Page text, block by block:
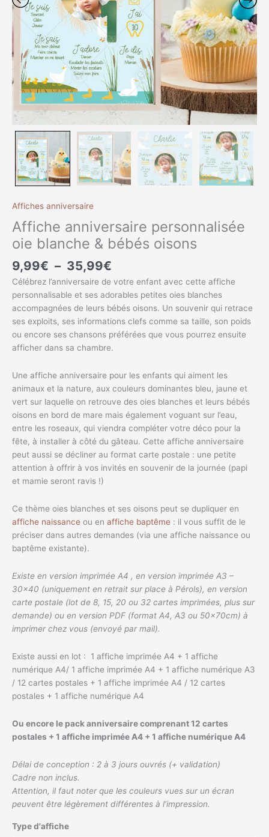
Affiches anniversaire
Affiche anniversaire personnalisée
oie blanche & bébés oisons
9,99€ – 35,99€
Célébrez l’anniversaire de votre enfant avec cette affiche
personnalisable et ses adorables petites oies blanches
accompagnées de leurs bébés oisons. Un souvenir qui retrace
ses exploits, ses informations clefs comme sa taille, son poids
ou encore ses chansons préférées que vous pourrez ensuite
afficher dans sa chambre.
Une affiche anniversaire pour les enfants qui aiment les
animaux et la nature, aux couleurs dominantes bleu, jaune et
vert sur laquelle on retrouve des oies blanches et leurs bébés
oisons en bord de mare mais également voguant sur l’eau,
entre les roseaux, qui viendra compléter votre déco pour la
fête, à installer à côté du gâteau. Cette affiche anniversaire
peut aussi se décliner au format carte postale : une petite
attention à offrir à vos invités en souvenir de la journée (papi
et mamie seront ravis !)
Ce thème oies blanches et ses oisons peut se dupliquer en
affiche naissance ou en affiche baptême : il vous suffit de le
préciser dans autres demandes (via une affiche naissance ou
baptême existante).
Existe en version imprimée A4 , en version imprimée A3 –
30×40 (uniquement en retrait sur place à Pérols), en version
carte postale (lot de 8, 15, 20 ou 32 cartes imprimées, plus sur
demande) ou en version PDF (format A4, A3 ou 50x70cm) à
imprimer chez vous (envoyé par mail).
Existe aussi en lot : 1 affiche imprimée A4 + 1 affiche
numérique A4/ 1 affiche imprimée A4 + 1 affiche numérique A3
/ 12 cartes postales + 1 affiche imprimée A4 / 12 cartes
postales + 1 affiche numérique A4
Ou encore le pack anniversaire comprenant 12 cartes
postales + 1 affiche imprimée A4 + 1 affiche numérique A4
Délai de conception : 2 à 3 jours ouvrés (+ validation)
Cadre non inclus.
Attention, il faut noter que les couleurs vues sur un écran
peuvent être légèrement différentes à l’impression.
Type d'affiche
oisons